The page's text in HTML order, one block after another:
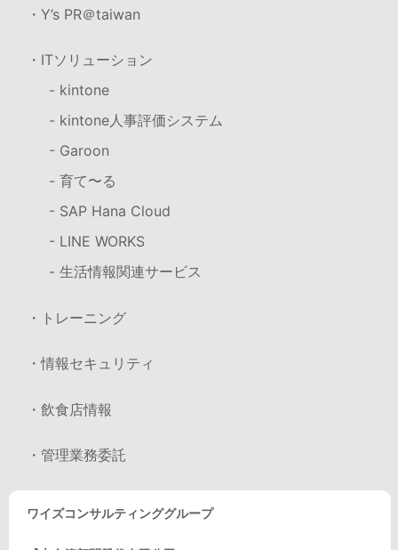
・Y’s PR＠taiwan
・ITソリューション
- kintone
- kintone人事評価システム
- Garoon
- 育て〜る
- SAP Hana Cloud
- LINE WORKS
- 生活情報関連サービス
・トレーニング
・情報セキュリティ
・飲食店情報
・管理業務委託
ワイズコンサルティンググループ